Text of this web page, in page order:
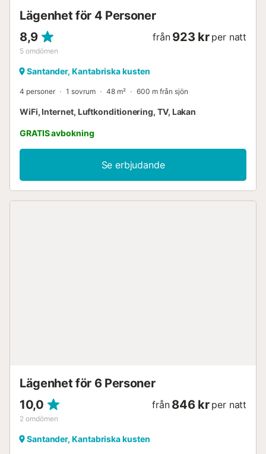
Lägenhet för 4 Personer
8,9
5 omdömen
från 923 kr per natt
Santander, Kantabriska kusten
4 personer 1 sovrum 48 m² 600 m från sjön
WiFi, Internet, Luftkonditionering, TV, Lakan
GRATIS avbokning
Se erbjudande
Lägenhet för 6 Personer
10,0
2 omdömen
från 846 kr per natt
Santander, Kantabriska kusten